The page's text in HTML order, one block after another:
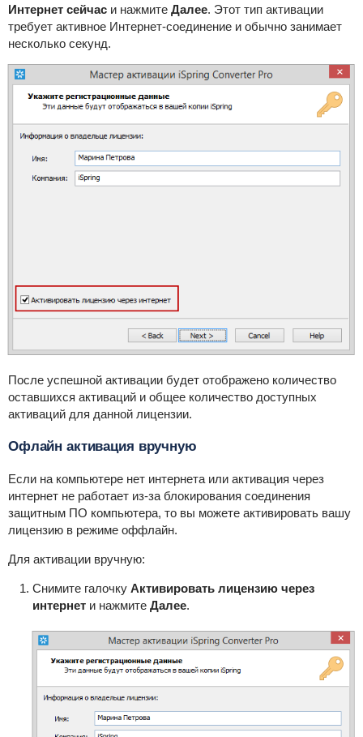
Интернет сейчаси нажмите Далее. Этот тип активации
требует активное Интернет-соединение и обычно занимает
несколько секунд.
После успешной активации будет отображено количество
оставшихся активаций и общее количество доступных
активаций для данной лицензии.
Офлайн активация вручную
Если на компьютере нет интернета или активация через
интернет не работает из-за блокирования соединения
защитным ПО компьютера, то вы можете активировать вашу
лицензию в режиме оффлайн.
Для активации вручную:
Снимите галочку Активировать лицензию через
интернети нажмите Далее.